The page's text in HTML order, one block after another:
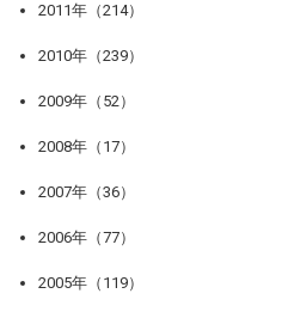
2011年（214）
2010年（239）
2009年（52）
2008年（17）
2007年（36）
2006年（77）
2005年（119）